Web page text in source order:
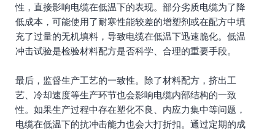
性，直接影响电缆在低温下的表现。部分劣质电缆为了降
低成本，可能使用了耐寒性能较差的增塑剂或在配方中填
充了过量的无机填料，导致电缆在低温下迅速脆化。低温
冲击试验是检验材料配方是否科学、合理的重要手段。
最后，监督生产工艺的一致性。除了材料配方，挤出工
艺、冷却速度等生产环节也会影响电缆内部结构的一致
性。如果生产过程中存在塑化不良、内应力集中等问题，
电缆在低温下的抗冲击能力也会大打折扣。通过定期的成